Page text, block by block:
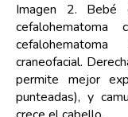
Imagen 2.
cefalohematoma
craneofacial.
permite mejor
punteadas), y